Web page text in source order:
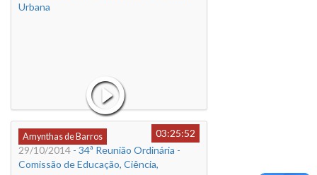
Urbana
Amynthas de Barros
03:25:52
29/10/2014 - 34ª Reunião Ordinária -
Comissão de Educação, Ciência,